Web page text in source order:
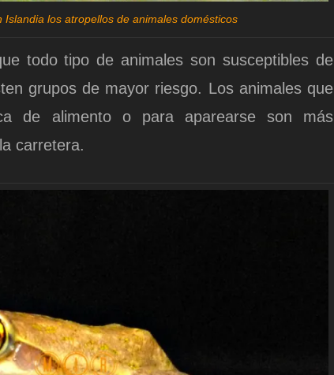
los atropellos de animales domésticos
todo tipo de animales son susceptibles de
grupos de mayor riesgo. Los animales que
de alimento o para aparearse son más
carretera.